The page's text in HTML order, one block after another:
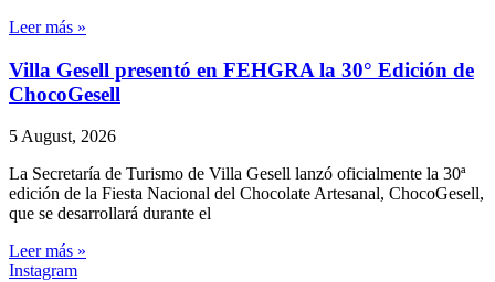
Leer más »
Villa Gesell presentó en FEHGRA la 30° Edición de
ChocoGesell
5 August, 2026
La Secretaría de Turismo de Villa Gesell lanzó oficialmente la 30ª
edición de la Fiesta Nacional del Chocolate Artesanal, ChocoGesell,
que se desarrollará durante el
Leer más »
Instagram